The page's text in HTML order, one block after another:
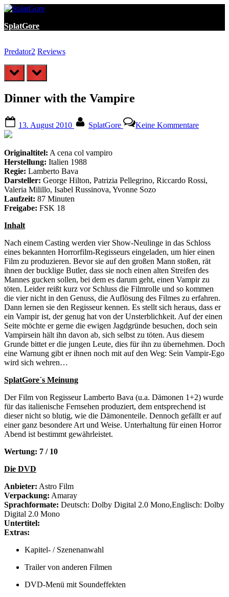
Skip
content
SplatGore
Predator2 Reviews
prev next
Dinner with the Vampire
on
13. August 2010 SplatGore Keine KommentareDinner
Originaltitel: A cena col vampiro
Herstellung: Italien 1988
Regie: Lamberto Bava
Darsteller: George Hilton, Patrizia Pellegrino, Riccardo Rossi,
Valeria Milillo, Isabel Russinova, Yvonne Sozo
Laufzeit: 87 Minuten
Freigabe: FSK 18
Inhalt
Nach einem Casting werden vier Show-Neulinge in das Schloss
eines bekannten Horrorfilm-Regisseurs eingeladen, um hier einen
Film zu produzieren. Bevor sie auf den großen Mann stoßen, rät
ihnen der bucklige Butler, dass sie noch einen alten Streifen des
Mannes gucken sollen, bei dem es darum geht, einen Vampir zu
töten. Leider reißt kurz vor Schluss die Filmrolle und so kommen
die vier nicht in den Genuss, die Auflösung des Filmes zu erfahren.
Dann lernen sie den Regisseur kennen. Es stellt sich heraus, dass er
ein Vampir ist, der genug hat von der Unsterblichkeit. Auf der einen
Seite möchte er gerne die ewigen Jagdgründe besuchen, doch sein
Vampirsein hält ihn davon ab, sich selbst zu töten. Aus diesem
Grunde bittet er die jungen Leute, dies für ihn zu übernehmen. Doch
eine Warnung gibt er ihnen noch mit auf den Weg: Sein Vampir-Ego
wird sich wehren…
SplatGore´s Meinung
Der Film von Regisseur Lamberto Bava (u.a. Dämonen 1+2) wurde
für das italienische Fernsehen produziert, dem entsprechend ist
dieser nicht so blutig, wie die Dämonenteile. Dennoch gefällt er auf
einer ganz besondere Art und Weise. Unterhaltung für einen Horror
Abend ist bestimmt gewährleistet.
Wertung: 7 / 10
Die DVD
Anbieter: Astro Film
Verpackung: Amaray
Sprachformate: Deutsch: Dolby Digital 2.0 Mono,Englisch: Dolby
Digital 2.0 Mono
Untertitel:
Extras:
Kapitel- / Szenenanwahl
Trailer von anderen Filmen
DVD-Menü mit Soundeffekten